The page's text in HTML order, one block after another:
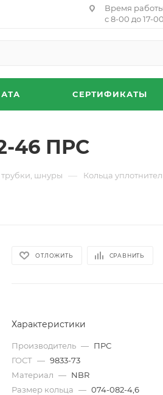
Время
с 8-00 до 17-
СЕРТИФИКАТЫ
46 ПРС
шнуры — Кольца
ОТЛОЖИТЬ СРАВНИТЬ
Характеристики
Производитель — ПРС
ГОСТ — 9833-73
Материал — NBR
Размер кольца — 074-082-4,6